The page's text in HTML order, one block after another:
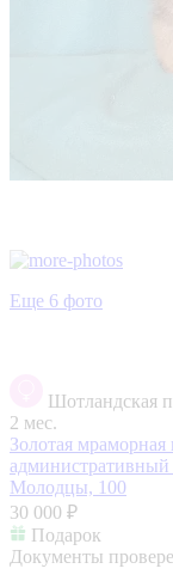
Еще 6 фото
Шотландская
2 мес.
Золотая мраморная
Молодцы, 100
30 000 ₽
Подарок
Документы